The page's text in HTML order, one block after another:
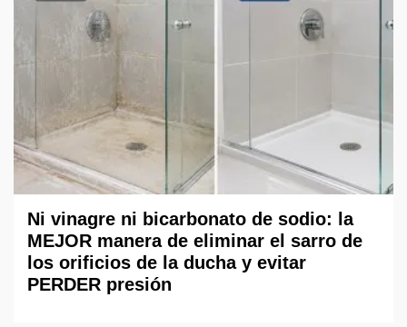
Ni vinagre ni bicarbonato de sodio: la
MEJOR manera de eliminar el sarro de
los orificios de la ducha y evitar
PERDER presión